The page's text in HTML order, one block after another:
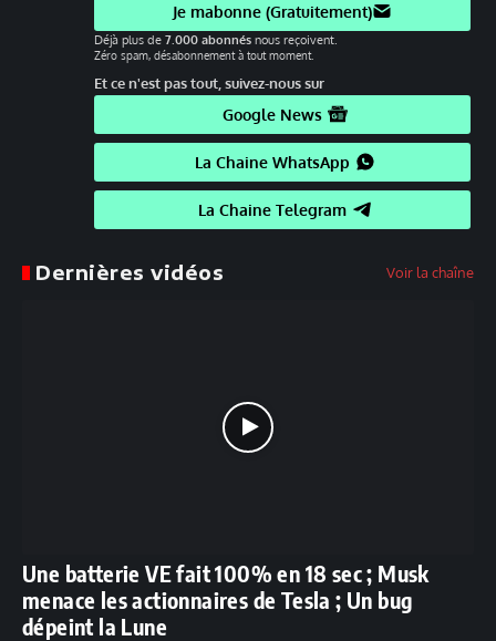
Je mabonne (Gratuitement)
Déjà plus de 7.000 abonnés nous reçoivent.
Zéro spam, désabonnement à tout moment.
Et ce n'est pas tout, suivez-nous sur
Google News
La Chaine WhatsApp
La Chaine Telegram
Dernières vidéos Voir la chaîne
Une batterie VE fait 100% en 18 sec ; Musk
menace les actionnaires de Tesla ; Un bug
dépeint la Lune